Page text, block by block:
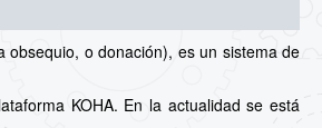
obsequio, o donación), es un sistema de
KOHA. En la actualidad se está